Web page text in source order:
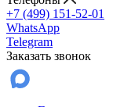
+7 (499) 151-52-01
WhatsApp
Telegram
Заказать звонок